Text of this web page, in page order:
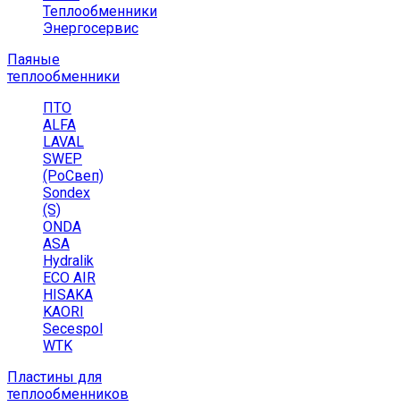
Теплообменники
Энергосервис
Паяные
теплообменники
ПТО
ALFA
LAVAL
SWEP
(РоСвеп)
Sondex
(S)
ONDA
ASA
Hydralik
ECO AIR
HISAKA
KAORI
Secespol
WTK
Пластины для
теплообменников